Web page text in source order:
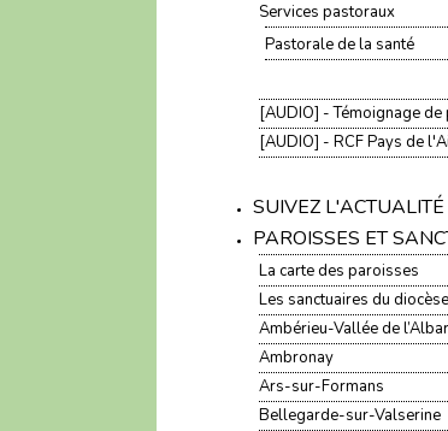
Services pastoraux
Pastorale de la santé
[AUDIO] - Témoignage de
[AUDIO] - RCF Pays de
SUIVEZ
PAROISSES ET
La carte des paroisses
Les sanctuaires du diocèse
Ambérieu-Vallée de
Ambronay
Ars-sur-Formans
Bellegarde-sur-Valserine